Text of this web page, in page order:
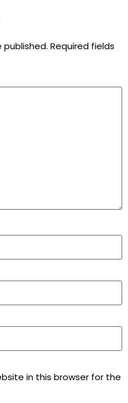
published. Required fields
in this browser for the